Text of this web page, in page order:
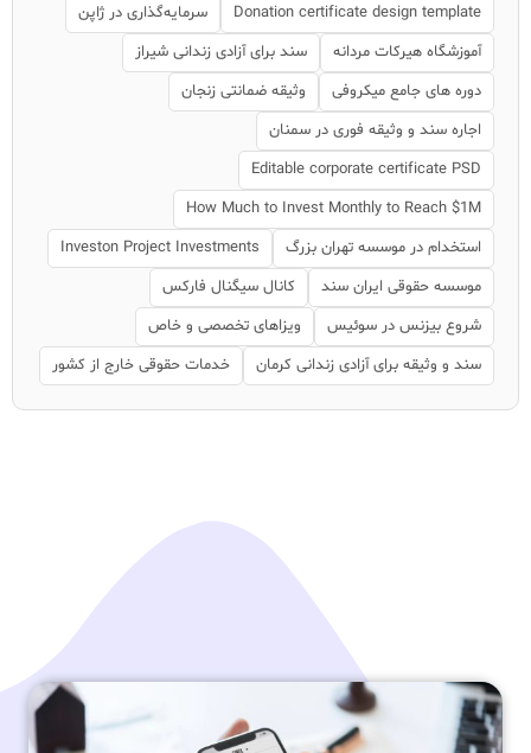
Donation certificate design template
سرمایه‌گذاری در ژاپن
آموزشگاه هیرکات مردانه
سند برای آزادی زندانی شیراز
دوره های جامع میکروفی
وثیقه ضمانتی زنجان
اجاره سند و وثیقه فوری در سمنان
Editable corporate certificate PSD
How Much to Invest Monthly to Reach $1M
استخدام در موسسه تهران بزرگ
Investon Project Investments
موسسه حقوقی ایران سند
کانال سیگنال فارکس
شروع بیزنس در سوئیس
ویزاهای تخصصی و خاص
سند و وثیقه برای آزادی زندانی کرمان
خدمات حقوقی خارج از کشور